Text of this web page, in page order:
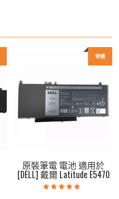
特價
原裝筆電 電池 適用於
[DELL] 戴爾 Latitude E5470